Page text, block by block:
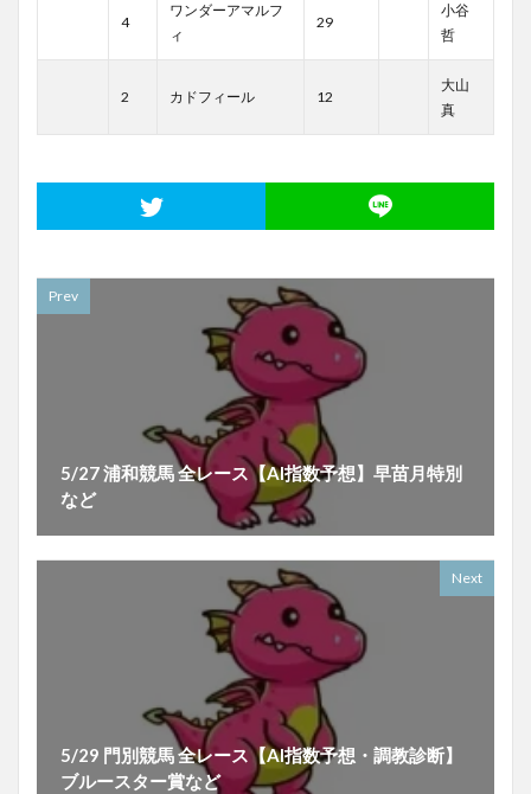
4
ワンダーアマルフ
ィ
29
小谷
哲
2 カドフィール 12
大山
真
Prev
5/27 浦和競馬 全レース【AI指数予想】早苗月特別
など
Next
5/29 門別競馬 全レース【AI指数予想・調教診断】
ブルースター賞など